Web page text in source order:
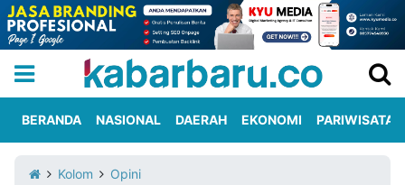
Iklan
Berita
Kami
BERANDA NASIONAL DAERAH EKONOMI PARIWISATA
Kolom Opini